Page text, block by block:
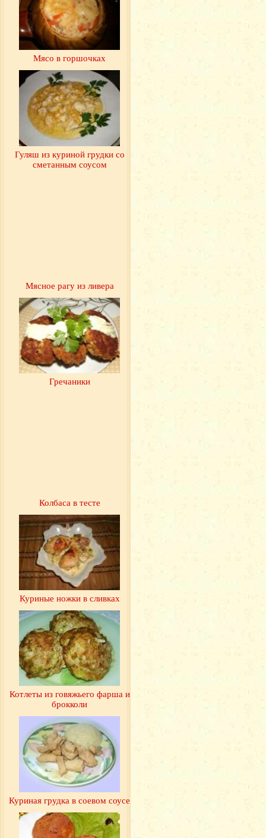
Мясо в горшочках
Гуляш из куриной грудки со
сметанным соусом
Мясное рагу из ливера
Гречаники
Колбаса в тесте
Куриные ножки в сливках
Котлеты из говяжьего фарша и
брокколи
Куриная грудка в соевом соусе